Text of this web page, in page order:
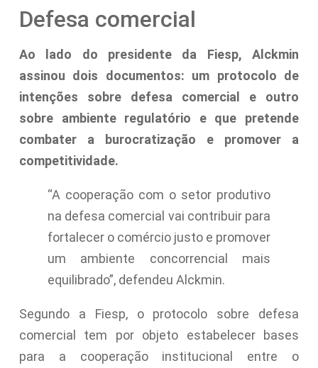
Defesa comercial
Ao lado do presidente da Fiesp, Alckmin
assinou dois documentos: um protocolo de
intenções sobre defesa comercial e outro
sobre ambiente regulatório e que pretende
combater a burocratização e promover a
competitividade.
“A cooperação com o setor produtivo
na defesa comercial vai contribuir para
fortalecer o comércio justo e promover
um ambiente concorrencial mais
equilibrado”, defendeu Alckmin.
Segundo a Fiesp, o protocolo sobre defesa
comercial tem por objeto estabelecer bases
para a cooperação institucional entre o